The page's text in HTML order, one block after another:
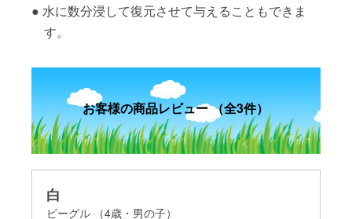
水に数分浸して復元させて与えることもできま
す。
お客様の商品レビュー （全3件）
白
ビーグル （4歳・男の子）